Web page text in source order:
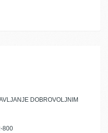
DOBROVOLJNIM
800